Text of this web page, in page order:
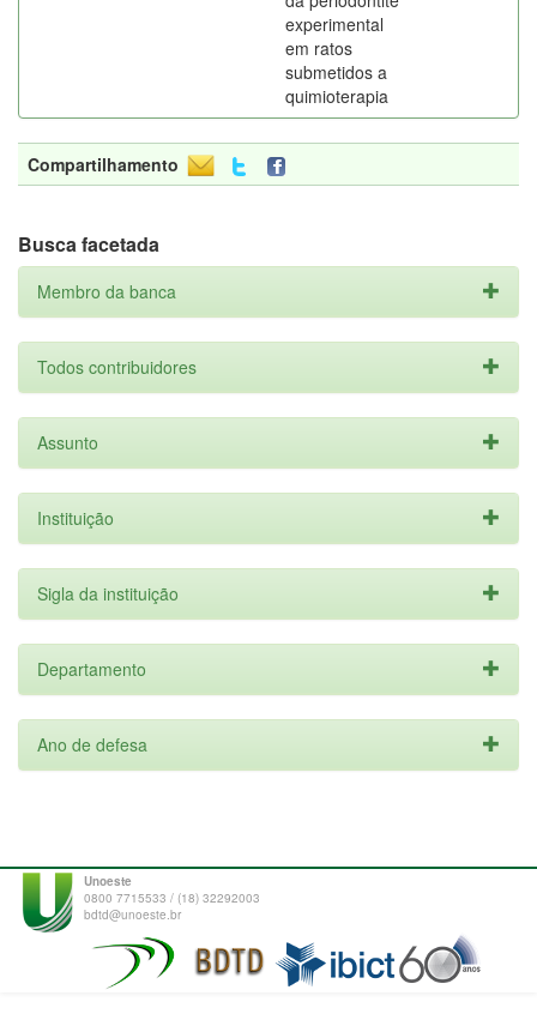
experimental
em ratos
submetidos a
quimioterapia
Compartilhamento
Busca facetada
Membro da banca
Todos contribuidores
Assunto
Instituição
Sigla da instituição
Departamento
Ano de defesa
Unoeste
0800 7715533 / (18) 32292003
bdtd@unoeste.br